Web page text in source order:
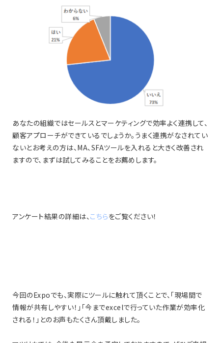
あなたの組織ではセールスとマーケティングで効率よく連携して、
顧客アプローチができているでしょうか。うまく連携がなされてい
ないとお考えの方は、MA、SFAツールを入れると大きく改善され
ますので、まずは試してみることをお薦めします。
アンケート結果の詳細は、こちらをご覧ください！
今回のExpoでも、実際にツールに触れて頂くことで、「現場間で
情報が共有しやすい！」「今までexcelで行っていた作業が効率化
される！」とのお声もたくさん頂戴しました。